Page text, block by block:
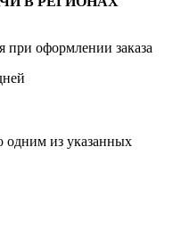
при оформлении заказа
одним из указанных